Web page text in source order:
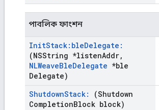
পাবলিক ফাংশন
InitStack:bleDelegate:
(NSString *listenAddr,
NLWeaveBleDelegate *ble
Delegate)
ShutdownStack:
(Shutdown
CompletionBlock block)